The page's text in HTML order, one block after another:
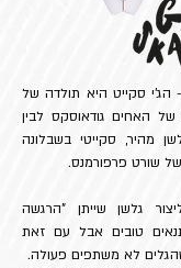
- הג'י סקייט היא תולדה של
של האחים גודאוסקס לבין
מהיר, סקייטי בשבלונה
של שורט פרפורמנס.
גלשן שייתן "הרגשה
טובים אבל עם זאת
לא משתפים פעולה.​